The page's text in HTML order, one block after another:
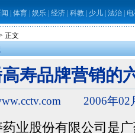
体育 娱乐 经济 科教 少儿 法治
正文
寿品牌营销的
2006年02
股份有限公司是广